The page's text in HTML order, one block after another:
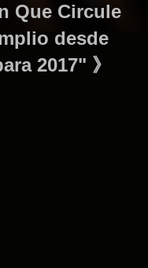
Que Circule
desde
2017" 》